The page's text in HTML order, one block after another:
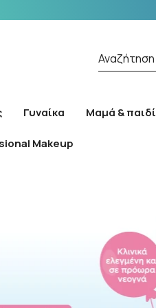
Αναζήτηση
Γυναίκα Μαμά & παιδί
Makeup